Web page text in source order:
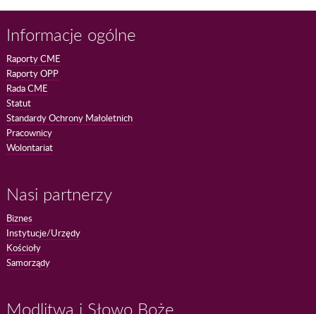
Informacje ogólne
Raporty CME
Raporty OPP
Rada CME
Statut
Standardy Ochrony Małoletnich
Pracownicy
Wolontariat
Nasi partnerzy
Biznes
Instytucje/Urzędy
Kościoły
Samorządy
Modlitwa i Słowo Boże